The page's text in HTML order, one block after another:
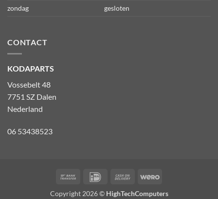
zondag
gesloten
CONTACT
KODAPARTS
Vossebelt 48
7751 SZ Dalen
Nederland
06 53438523
Bank
IDeal
Cash
Wero
Copyright 2026 © HighTechComputers